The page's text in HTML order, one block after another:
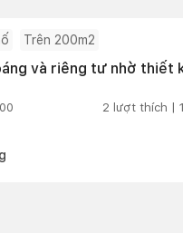
Trên 200m2
và riêng tư nhờ thiết
2 lượt thích |